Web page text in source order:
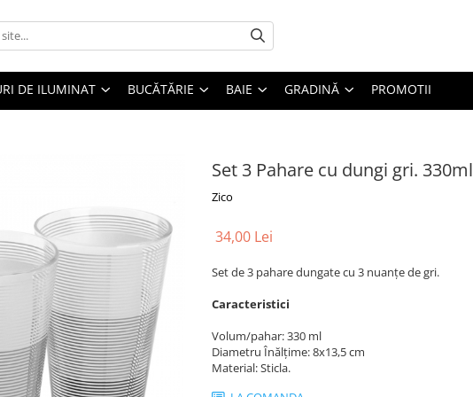
DE ILUMINAT BUCĂTĂRIE BAIE GRADINĂ PROMOTII
Set 3 Pahare cu dungi gri. 330ml
Zico
34,00 Lei
Set de 3 pahare dungate cu 3 nuanțe de gri.
Caracteristici
Volum/pahar: 330 ml
Diametru Înălțime: 8x13,5 cm
Material: Sticla.